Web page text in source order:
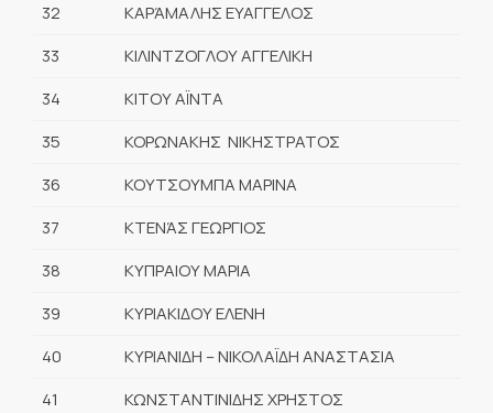
32
ΚΑΡΆΜΑΛΗΣ ΕΥΑΓΓΕΛΟΣ
33
ΚΙΛΙΝΤΖΟΓΛΟΥ ΑΓΓΕΛΙΚΗ
34
ΚΙΤΟΥ ΑΪΝΤΑ
35
ΚΟΡΩΝΑΚΗΣ ΝΙΚΗΣΤΡΑΤΟΣ
36
ΚΟΥΤΣΟΥΜΠΑ ΜΑΡΙΝΑ
37
ΚΤΕΝΆΣ ΓΕΩΡΓΙΟΣ
38
ΚΥΠΡΑΙΟΥ ΜΑΡΙΑ
39
ΚΥΡΙΑΚΙΔΟΥ ΕΛΕΝΗ
40
ΚΥΡΙΑΝΙΔΗ – ΝΙΚΟΛΑΪΔΗ ΑΝΑΣΤΑΣΙΑ
41
ΚΩΝΣΤΑΝΤΙΝΙΔΗΣ ΧΡΗΣΤΟΣ